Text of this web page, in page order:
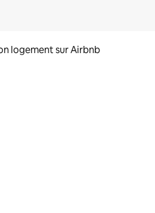
logement sur Airbnb